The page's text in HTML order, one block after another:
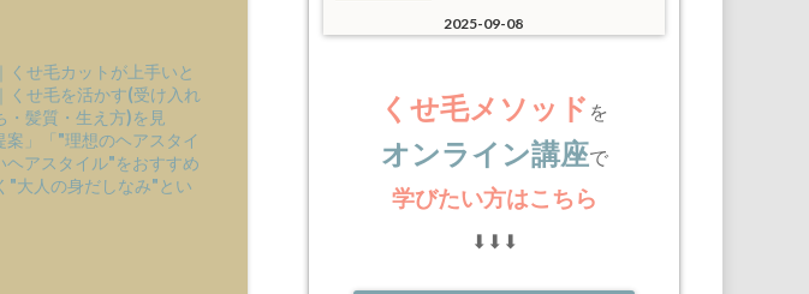
せ毛カットが上手いと
くせ毛を活かす(受け入れ
髪質・生え方)を見
」「"理想のヘアスタイ
アスタイル"をおすすめ
"大人の身だしなみ"とい
2025-09-08
くせ毛メソッド を
オンライン講座で
学びたい方はこちら
⬇︎⬇︎⬇︎